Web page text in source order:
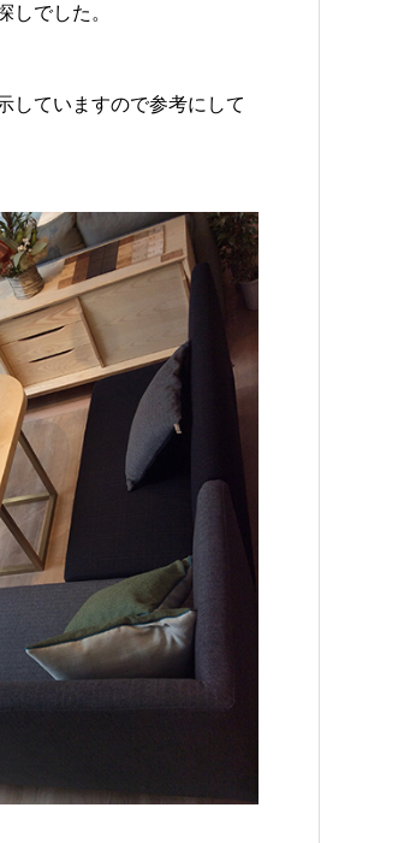
しでした。
していますので参考にして